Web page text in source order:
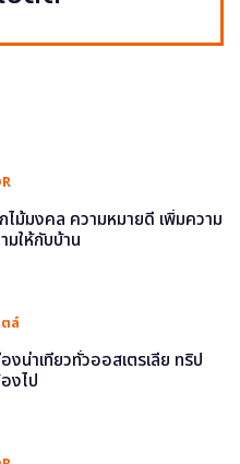
ไม้มงคล ความหมายดี เพิ่มความ
มให้กับบ้าน
ล์
งน่าเที่ยวทั่วออสเตรเลีย ทริป
งไป